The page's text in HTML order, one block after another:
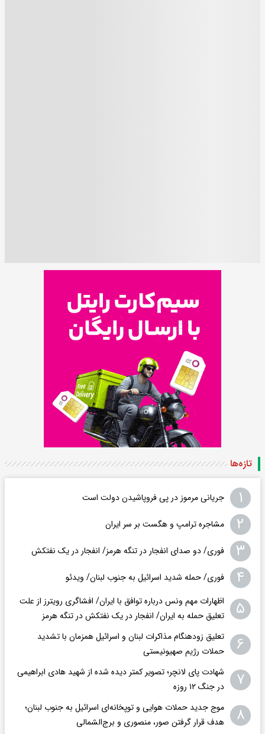
تازه‌ها
۱ جریانی مرموز در پی فروپاشیدن دولت است
۲ مشاجره ترامپ و هگست بر سر ایران
۳ فوری/ دو صدای انفجار در تنگه هرمز/ انفجار در یک نفتکش
۴ فوری/ حمله شدید اسرائیل به جنوب لبنان/ ویدئو
۵
اظهارات مهم ونس درباره توافق با ایران/ افشاگری رویترز از علت
تعلیق حمله به ایران/ انفجار در یک نفتکش در تنگه هرمز
۶
تعلیق زودهنگام مذاکرات لبنان و اسرائیل همزمان با تشدید
حملات رژیم صهیونیستی
۷
شهادت پای لانچر؛ تصویر کمتر دیده شده از شهید هادی ابراهیمی
در جنگ ۱۲ روزه
۸
موج جدید حملات هوایی و توپخانه‌ای اسرائیل به جنوب لبنان؛
هدف قرار گرفتن صور، منصوری و برج‌الشمالی